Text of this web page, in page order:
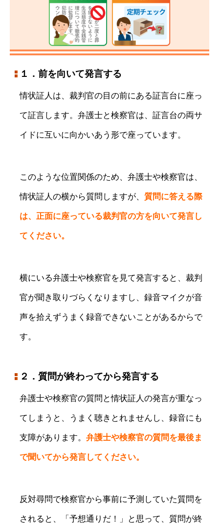
１．前を向いて発言する
情状証人は、裁判官の目の前にある証言台に座っ
て証言します。弁護士と検察官は、証言台の両サ
イドに互いに向かいあう形で座っています。
このような位置関係のため、弁護士や検察官は、
情状証人の横から質問しますが、 質問に答える際
は、正面に座っている裁判官の方を向いて発言し
てください。
横にいる弁護士や検察官を見て発言すると、裁判
官が聞き取りづらくなりますし、録音マイクが音
声を拾えずうまく録音できないことがあるからで
す。
２．質問が終わってから発言する
弁護士や検察官の質問と情状証人の発言が重なっ
てしまうと、うまく聴きとれませんし、録音にも
支障があります。 弁護士や検察官の質問を最後ま
で聞いてから発言してください。
反対尋問で検察官から事前に予測していた質問を
されると、「予想通りだ！」と思って、質問が終